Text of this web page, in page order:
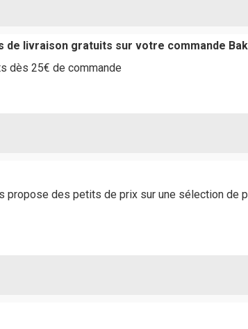
de livraison gratuits sur votre commande
dès 25€ de commande
propose des petits de prix sur une sélection de